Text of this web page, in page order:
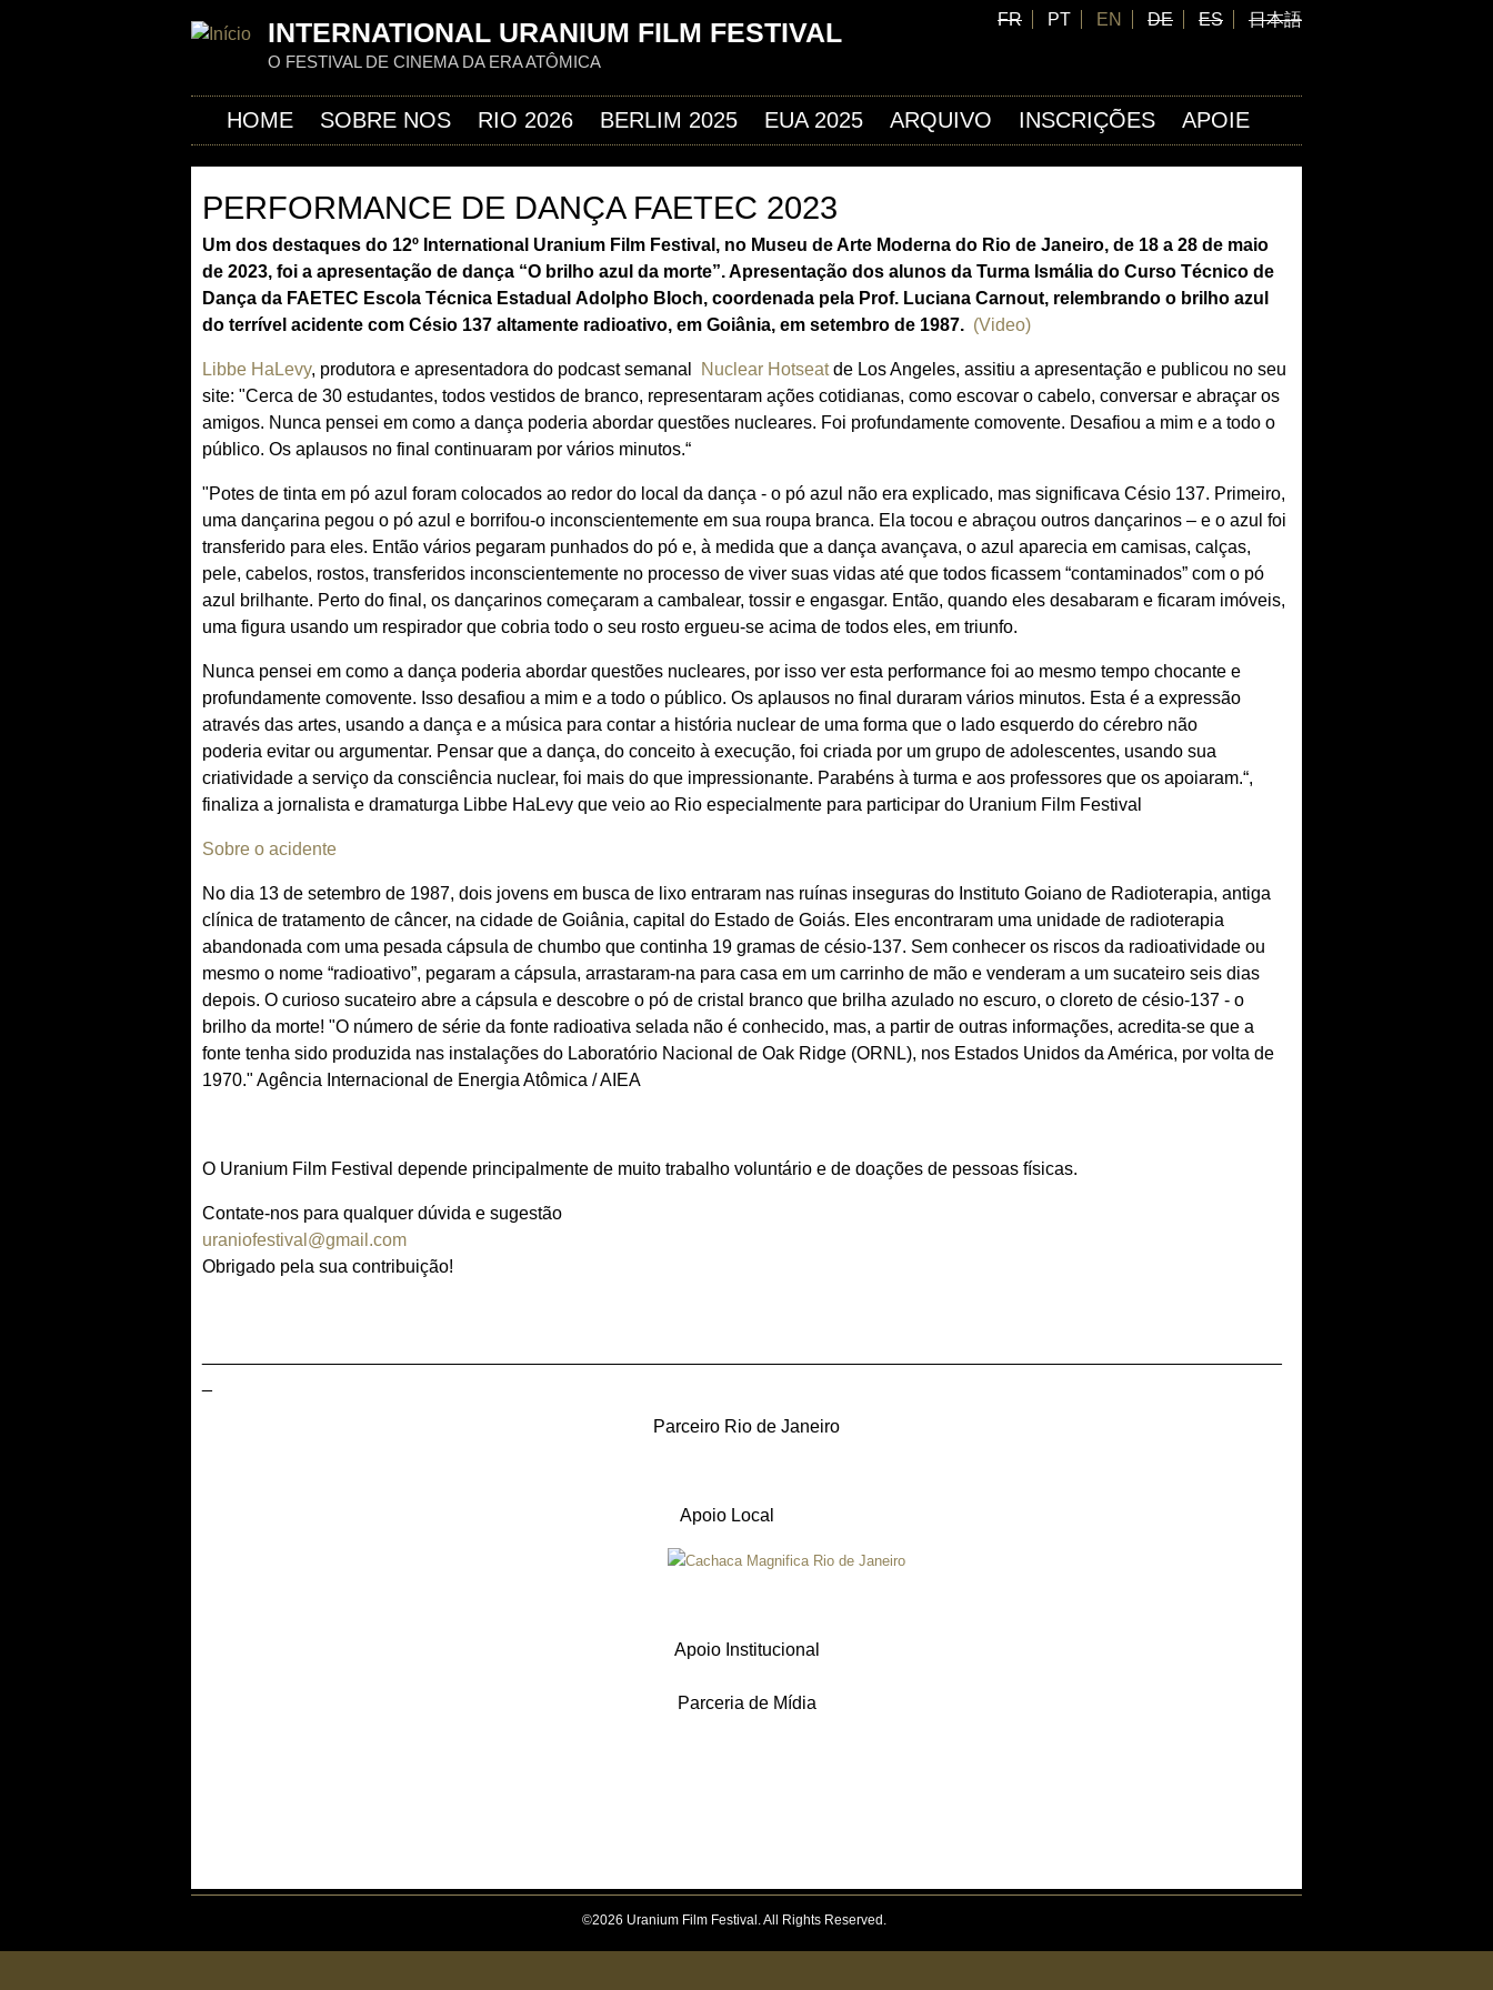
FR PT EN DE ES 日本語
INTERNATIONAL URANIUM FILM FESTIVAL
O FESTIVAL DE CINEMA DA ERA ATÔMICA
PERFORMANCE DE DANÇA FAETEC 2023
Um dos destaques do 12º International Uranium Film Festival, no Museu de Arte Moderna do Rio de Janeiro, de 18 a 28 de maio
de 2023, foi a apresentação de dança “O brilho azul da morte”. Apresentação dos alunos da Turma Ismália do Curso Técnico de
Dança da FAETEC Escola Técnica Estadual Adolpho Bloch, coordenada pela Prof. Luciana Carnout, relembrando o brilho azul
do terrível acidente com Césio 137 altamente radioativo, em Goiânia, em setembro de 1987. (Video)
Libbe HaLevy, produtora e apresentadora do podcast semanal Nuclear Hotseatde Los Angeles, assitiu a apresentação e publicou no seu
site: "Cerca de 30 estudantes, todos vestidos de branco, representaram ações cotidianas, como escovar o cabelo, conversar e abraçar os
amigos. Nunca pensei em como a dança poderia abordar questões nucleares. Foi profundamente comovente. Desafiou a mim e a todo o
público. Os aplausos no final continuaram por vários minutos.“
"Potes de tinta em pó azul foram colocados ao redor do local da dança - o pó azul não era explicado, mas significava Césio 137. Primeiro,
uma dançarina pegou o pó azul e borrifou-o inconscientemente em sua roupa branca. Ela tocou e abraçou outros dançarinos – e o azul foi
transferido para eles. Então vários pegaram punhados do pó e, à medida que a dança avançava, o azul aparecia em camisas, calças,
pele, cabelos, rostos, transferidos inconscientemente no processo de viver suas vidas até que todos ficassem “contaminados” com o pó
azul brilhante. Perto do final, os dançarinos começaram a cambalear, tossir e engasgar. Então, quando eles desabaram e ficaram imóveis,
uma figura usando um respirador que cobria todo o seu rosto ergueu-se acima de todos eles, em triunfo.
Nunca pensei em como a dança poderia abordar questões nucleares, por isso ver esta performance foi ao mesmo tempo chocante e
profundamente comovente. Isso desafiou a mim e a todo o público. Os aplausos no final duraram vários minutos. Esta é a expressão
através das artes, usando a dança e a música para contar a história nuclear de uma forma que o lado esquerdo do cérebro não
poderia evitar ou argumentar. Pensar que a dança, do conceito à execução, foi criada por um grupo de adolescentes, usando sua
criatividade a serviço da consciência nuclear, foi mais do que impressionante. Parabéns à turma e aos professores que os apoiaram.“,
finaliza a jornalista e dramaturga Libbe HaLevy que veio ao Rio especialmente para participar do Uranium Film Festival
Sobre o acidente
No dia 13 de setembro de 1987, dois jovens em busca de lixo entraram nas ruínas inseguras do Instituto Goiano de Radioterapia, antiga
clínica de tratamento de câncer, na cidade de Goiânia, capital do Estado de Goiás. Eles encontraram uma unidade de radioterapia
abandonada com uma pesada cápsula de chumbo que continha 19 gramas de césio-137. Sem conhecer os riscos da radioatividade ou
mesmo o nome “radioativo”, pegaram a cápsula, arrastaram-na para casa em um carrinho de mão e venderam a um sucateiro seis dias
depois. O curioso sucateiro abre a cápsula e descobre o pó de cristal branco que brilha azulado no escuro, o cloreto de césio-137 - o
brilho da morte! "O número de série da fonte radioativa selada não é conhecido, mas, a partir de outras informações, acredita-se que a
fonte tenha sido produzida nas instalações do Laboratório Nacional de Oak Ridge (ORNL), nos Estados Unidos da América, por volta de
1970." Agência Internacional de Energia Atômica / AIEA
​O Uranium Film Festival depende principalmente de muito trabalho voluntário e de doações de pessoas físicas.
Contate-nos para qualquer dúvida e sugestão
uraniofestival@gmail.com
Obrigado pela sua contribuição!
Parceiro Rio de Janeiro
Apoio Local
Apoio Institucional
Parceria de Mídia
HOME SOBRE NOS RIO 2026 BERLIM 2025 EUA 2025 ARQUIVO INSCRIÇÕES APOIE
©2026 Uranium Film Festival. All Rights Reserved.